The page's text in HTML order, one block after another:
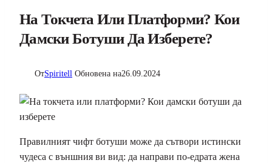
На Токчета Или Платформи? Кои
Дамски Ботуши Да Изберете?
ОтSpiritell Обновена на26.09.2024
Правилният чифт ботуши може да сътвори истински
чудеса с външния ви вид: да направи по-едрата жена